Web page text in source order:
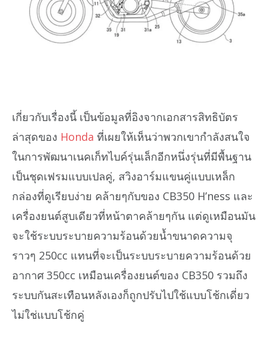
เกี่ยวกับเรื่องนี้ เป็นข้อมูลที่อิงจากเอกสารสิทธิบัตร
ล่าสุดของ Honda ที่เผยให้เห็นว่าพวกเขากำลังสนใจ
ในการพัฒนาเนคเก็ทไบค์รุ่นเล็กอีกหนึ่งรุ่นที่มีพื้นฐาน
เป็นชุดเฟรมแบบเปลคู่, สวิงอาร์มแขนคู่แบบเหล็ก
กล่องที่ดูเรียบง่าย คล้ายๆกับของ CB350 H’ness และ
เครื่องยนต์สูบเดียวที่หน้าตาคล้ายๆกัน แต่ดูเหมือนมัน
จะใช้ระบบระบายความร้อนด้วยน้ำขนาดความจุ
ราวๆ 250cc แทนที่จะเป็นระบบระบายความร้อนด้วย
อากาศ 350cc เหมือนเครื่องยนต์ของ CB350 รวมถึง
ระบบกันสะเทือนหลังเองก็ถูกปรับไปใช้แบบโช้กเดี่ยว
ไม่ใช่แบบโช้กคู่